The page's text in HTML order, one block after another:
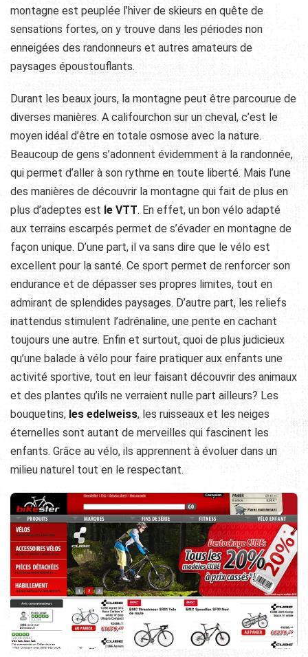
montagne est peuplée l’hiver de skieurs en quête de
sensations fortes, on y trouve dans les périodes non
enneigées des randonneurs et autres amateurs de
paysages époustouflants.
Durant les beaux jours, la montagne peut être parcourue de
diverses manières. A califourchon sur un cheval, c’est le
moyen idéal d’être en totale osmose avec la nature.
Beaucoup de gens s’adonnent évidemment à la randonnée,
qui permet d’aller à son rythme en toute liberté. Mais l’une
des manières de découvrir la montagne qui fait de plus en
plus d’adeptes est le VTT. En effet, un bon vélo adapté
aux terrains escarpés permet de s’évader en montagne de
façon unique. D’une part, il va sans dire que le vélo est
excellent pour la santé. Ce sport permet de renforcer son
endurance et de dépasser ses propres limites, tout en
admirant de splendides paysages. D’autre part, les reliefs
inattendus stimulent l’adrénaline, une pente en cachant
toujours une autre. Enfin et surtout, quoi de plus judicieux
qu’une balade à vélo pour faire pratiquer aux enfants une
activité sportive, tout en leur faisant découvrir des animaux
et des plantes qu’ils ne verraient nulle part ailleurs? Les
bouquetins, les edelweiss, les ruisseaux et les neiges
éternelles sont autant de merveilles qui fascinent les
enfants. Grâce au vélo, ils apprennent à évoluer dans un
milieu naturel tout en le respectant.